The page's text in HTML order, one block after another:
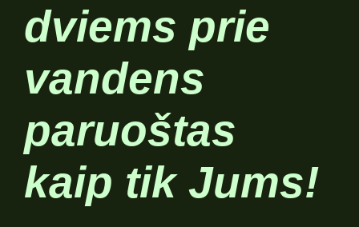
dviems prie
vandens
paruoštas
kaip tik Jums!